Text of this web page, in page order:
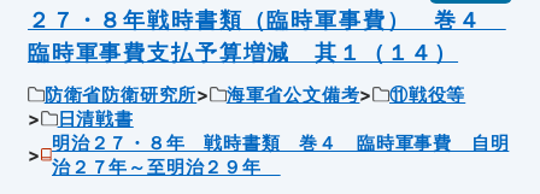
２７・８年戦時書類（臨時軍事費） 巻４
臨時軍事費支払予算増減 其１（１４）
防衛省防衛研究所 海軍省公文備考
⑪戦役等
日清戦書
明治２７・８年 戦時書類 巻４ 臨時軍事費 自明
治２７年～至明治２９年